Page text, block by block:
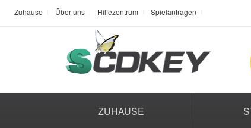
Zuhause Über uns Hilfezentrum Spielanfragen
ZUHAUSE